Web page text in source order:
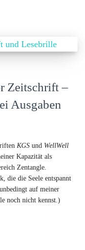
Zeitschrift –
Ausgaben
KGS und WellWell
Kapazität als
Zentangle.
die die Seele entspannt
auf meiner
noch nicht kennst.)